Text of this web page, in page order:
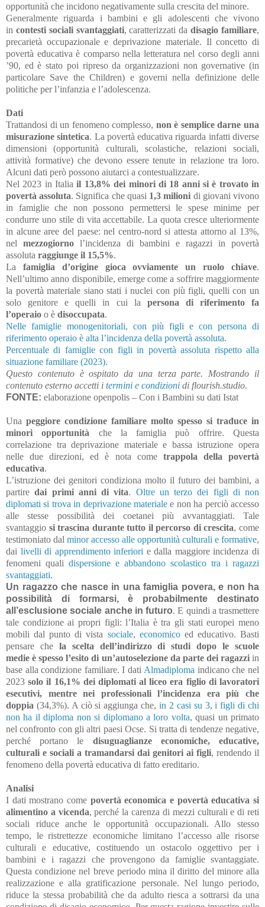
opportunità che incidono negativamente sulla crescita del minore.
Generalmente riguarda i bambini e gli adolescenti che vivono
in contesti sociali svantaggiati, caratterizzati dadisagio familiare,
precarietà occupazionale e deprivazione materiale. Il concetto di
povertà educativa è comparso nella letteratura nel corso degli anni
’90, ed è stato poi ripreso da organizzazioni non governative (in
particolare Save the Children) e governi nella definizione delle
politiche per l’infanzia e l’adolescenza.
Dati
Trattandosi di un fenomeno complesso, non è semplice darne una
misurazione sintetica. La povertà educativa riguarda infatti diverse
dimensioni (opportunità culturali, scolastiche, relazioni sociali,
attività formative) che devono essere tenute in relazione tra loro.
Alcuni dati però possono aiutarci a contestualizzare.
Nel 2023 in Italiail 13,8% dei minori di 18 anni si è trovato in
povertà assoluta. Significa che quasi 1,3 milioni di giovani vivono
in famiglie che non possono permettersi le spese minime per
condurre uno stile di vita accettabile. La quota cresce ulteriormente
in alcune aree del paese: nel centro-nord si attesta attorno al 13%,
nel mezzogiorno l’incidenza di bambini e ragazzi in povertà
assoluta raggiunge il 15,5%.
La famiglia d’origine gioca ovviamente un ruolo chiave.
Nell’ultimo anno disponibile, emerge come a soffrire maggiormente
la povertà materiale siano stati i nuclei con più figli, quelli con un
solo genitore e quelli in cui la persona di riferimento fa
l’operaio o è disoccupata.
Nelle famiglie monogenitoriali, con più figli e con persona di
riferimento operaio è alta l’incidenza della povertà assoluta.
Percentuale di famiglie con figli in povertà assoluta rispetto alla
situazione familiare (2023).
Questo contenuto è ospitato da una terza parte. Mostrando il
contenuto esterno accetti i termini e condizioni di flourish.studio.
FONTE: elaborazione openpolis – Con i Bambini su dati Istat
Una peggiore condizione familiare molto spesso si traduce in
minori opportunità che la famiglia può offrire. Questa
correlazione tra deprivazione materiale e bassa istruzione opera
nelle due direzioni, ed è nota come trappola della povertà
educativa.
L’istruzione dei genitori condiziona molto il futuro dei bambini, a
partiredai primi anni di vita. Oltre un terzo dei figli di non
diplomati si trova in deprivazione materiale e non ha perciò accesso
alle stesse possibilità dei coetanei più avvantaggiati. Tale
svantaggio si trascina durante tutto il percorso di crescita, come
testimoniato dal minor accesso alle opportunità culturali e formative,
dai livelli di apprendimento inferiori e dalla maggiore incidenza di
fenomeni quali dispersione e abbandono scolastico tra i ragazzi
svantaggiati.
Un ragazzo che nasce in una famiglia povera, e non ha
possibilità di formarsi, è probabilmente destinato
all’esclusione sociale anche in futuro. E quindi a trasmettere
tale condizione ai propri figli: l’Italia è tra gli stati europei meno
mobili dal punto di vista sociale, economicoed educativo. Basti
pensare chela scelta dell’indirizzo di studi dopo le scuole
medie è spesso l’esito di un’autoselezione da parte dei ragazzi in
base alla condizione familiare. I dati Almadiploma indicano che nel
2023solo il 16,1% dei diplomati al liceo era figlio di lavoratori
esecutivi, mentre nei professionali l’incidenza era più che
doppia (34,3%). A ciò si aggiunga che,in 2 casi su 3, i figli di chi
non ha il diploma non si diplomano a loro volta, quasi un primato
nel confronto con gli altri paesi Ocse. Si tratta di tendenze negative,
perché portano le disuguaglianze economiche, educative,
culturali e sociali a tramandarsi dai genitori ai figli, rendendo il
fenomeno della povertà educativa di fatto ereditario.
Analisi
I dati mostrano come povertà economica e povertà educativa si
alimentino a vicenda, perché la carenza di mezzi culturali e di reti
sociali riduce anche le opportunità occupazionali. Allo stesso
tempo, le ristrettezze economiche limitano l’accesso alle risorse
culturali e educative, costituendo un ostacolo oggettivo per i
bambini e i ragazzi che provengono da famiglie svantaggiate.
Questa condizione nel breve periodo mina il diritto del minore alla
realizzazione e alla gratificazione personale. Nel lungo periodo,
riduce la stessa probabilità che da adulto riesca a sottrarsi da una